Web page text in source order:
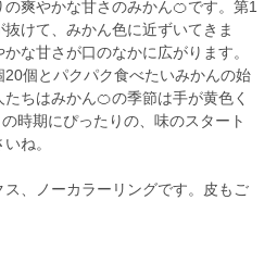
爽やかな甘さのみかん🍊です。第1
けて、みかん色に近ずいてきま
な甘さが口のなかに広がります。
個とパクパク食べたいみかんの始
ちはみかん🍊の季節は手が黄色く
時期にぴったりの、味のスタート
ね。
、ノーカラーリングです。皮もご